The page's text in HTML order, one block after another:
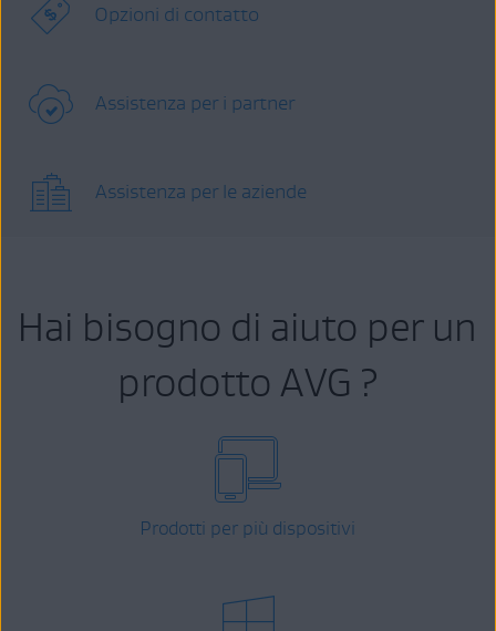
Opzioni di contatto
Assistenza per i partner
Assistenza per le aziende
Hai bisogno di aiuto per un
prodotto AVG ?
Prodotti per più dispositivi